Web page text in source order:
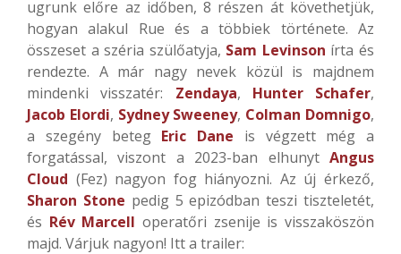
ugrunk előre az időben, 8 részen át követhetjük,
hogyan alakul Rue és a többiek története. Az
összeset a széria szülőatyja, Sam Levinson írta és
rendezte. A már nagy nevek közül is majdnem
mindenki visszatér: Zendaya, Hunter Schafer,
Jacob Elordi, Sydney Sweeney, Colman Domnigo,
a szegény beteg Eric Dane is végzett még a
forgatással, viszont a 2023-ban elhunyt Angus
Cloud (Fez) nagyon fog hiányozni. Az új érkező,
Sharon Stone pedig 5 epizódban teszi tiszteletét,
és Rév Marcell operatőri zsenije is visszaköszön
majd. Várjuk nagyon! Itt a trailer: